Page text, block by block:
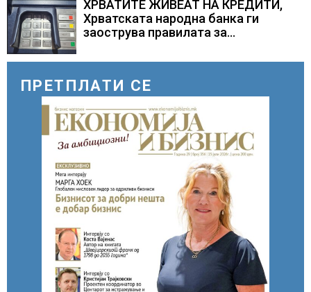
складирање на енергија од батерии
ХРВАТИТЕ ЖИВЕАТ НА КРЕДИТИ,
Хрватската народна банка ги
заострува правилата за
зголемени ризици во финансискиот
ПРЕТПЛАТИ СЕ